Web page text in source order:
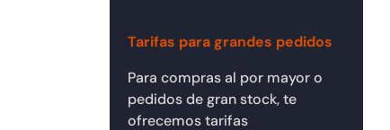
Tarifas para grandes pedidos
Para compras al por mayor o
pedidos de gran stock, te
ofrecemos tarifas